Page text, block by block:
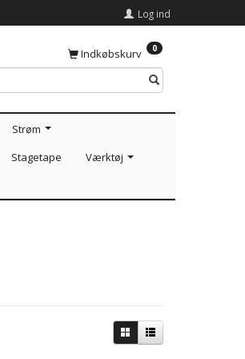
Log ind
Indkøbskurv 0
Strøm
Stagetape
Værktøj